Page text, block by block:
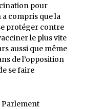
pour
compris que la
protéger contre
le plus vite
aussi que même
de l’opposition
se faire
Parlement